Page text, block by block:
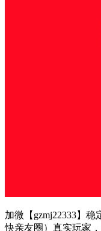
加微【gzmj22333】
快亲友圈）真实玩家